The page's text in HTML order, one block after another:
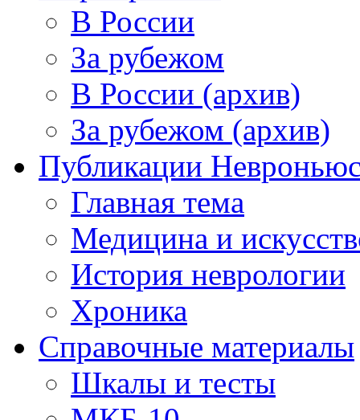
В России
За рубежом
В России (архив)
За рубежом (архив)
Публикации
Главная тема
Медицина и
История неврологии
Хроника
Справочные материалы
Шкалы и тесты